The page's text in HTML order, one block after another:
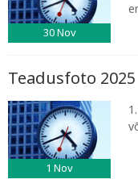
30Nov
Teadusfoto 2025
1 Nov